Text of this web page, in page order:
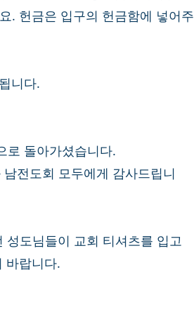
. 헌금은 입구의 헌금함에 넣어주
니다.
로 돌아가셨습니다.
전도회 모두에게 감사드립니
도님들이 교회 티셔츠를 입고
바랍니다.